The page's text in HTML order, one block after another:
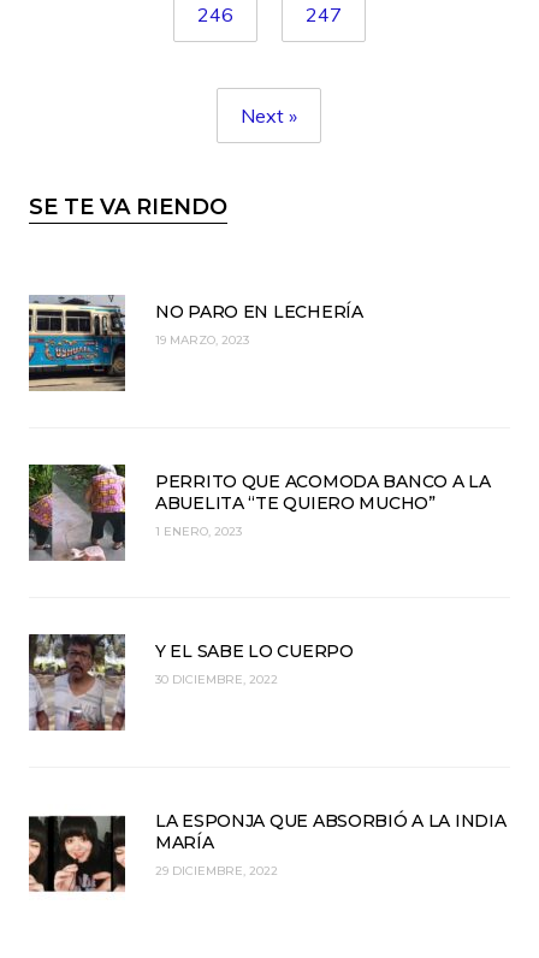
246 247
Next »
SE TE VA RIENDO
NO PARO EN LECHERÍA
19 MARZO, 2023
PERRITO QUE ACOMODA BANCO A LA
ABUELITA “TE QUIERO MUCHO”
1 ENERO, 2023
Y EL SABE LO CUERPO
30 DICIEMBRE, 2022
LA ESPONJA QUE ABSORBIÓ A LA INDIA
MARÍA
29 DICIEMBRE, 2022